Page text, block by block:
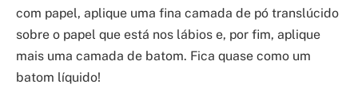
com papel, aplique uma fina camada de pó translúcido
sobre o papel que está nos lábios e, por fim, aplique
mais uma camada de batom. Fica quase como um
batom líquido!